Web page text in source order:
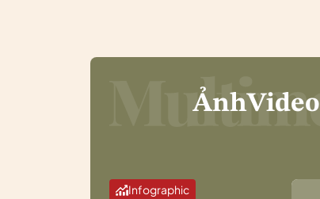
ẢnhVideo
Infographic